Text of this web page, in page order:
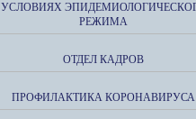
УСЛОВИЯХ
РЕЖИМА
ОТДЕЛ КАДРОВ
ПРОФИЛАКТИКА КОРОНАВИРУСА